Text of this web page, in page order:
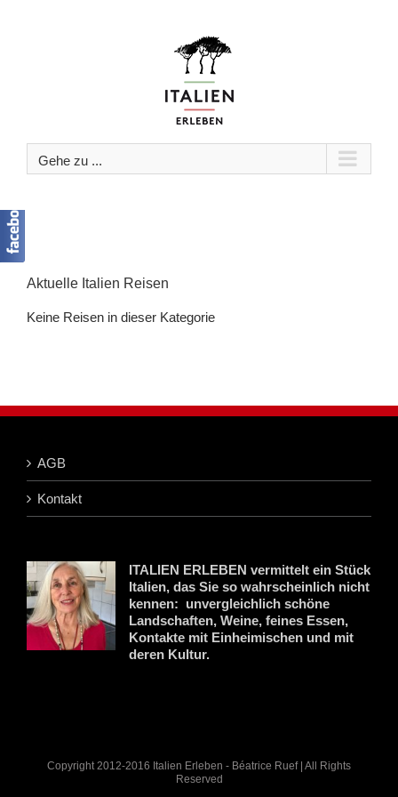
Gehe zu ...
Aktuelle Italien Reisen
Keine Reisen in dieser Kategorie
AGB
Kontakt
ITALIEN ERLEBEN vermittelt ein Stück
Italien, das Sie so wahrscheinlich nicht
kennen: unvergleichlich schöne
Landschaften, Weine, feines Essen,
Kontakte mit Einheimischen und mit
deren Kultur.
Copyright 2012-2016 Italien Erleben - Béatrice Ruef | All Rights
Reserved